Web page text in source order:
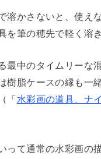
かさないと、使え
を筆の穂先で軽く溶
中のタイムリーな
樹脂ケースの縁も一
「水彩画の道具、ナ
て通常の水彩画の